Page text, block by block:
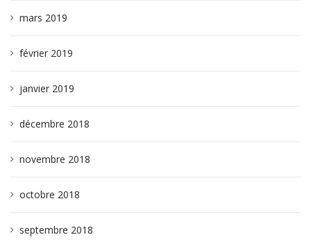
mars 2019
février 2019
janvier 2019
décembre 2018
novembre 2018
octobre 2018
septembre 2018